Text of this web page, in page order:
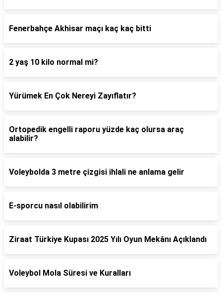
Fenerbahçe Akhisar maçı kaç kaç bitti
2 yaş 10 kilo normal mi?
Yürümek En Çok Nereyi Zayıflatır?
Ortopedik engelli raporu yüzde kaç olursa araç
alabilir?
Voleybolda 3 metre çizgisi ihlali ne anlama gelir
E-sporcu nasıl olabilirim
Ziraat Türkiye Kupası 2025 Yılı Oyun Mekânı Açıklandı
Voleybol Mola Süresi ve Kuralları